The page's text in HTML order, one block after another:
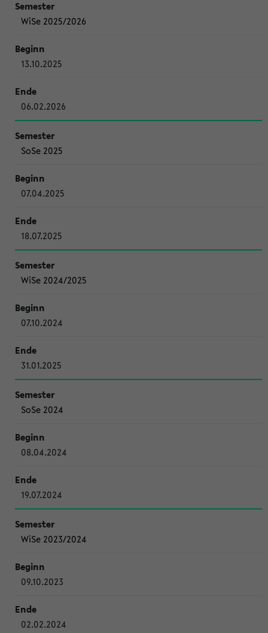
WiSe 2025/2026
13.10.2025
06.02.2026
SoSe 2025
07.04.2025
18.07.2025
WiSe 2024/2025
07.10.2024
31.01.2025
SoSe 2024
08.04.2024
19.07.2024
WiSe 2023/2024
09.10.2023
02.02.2024